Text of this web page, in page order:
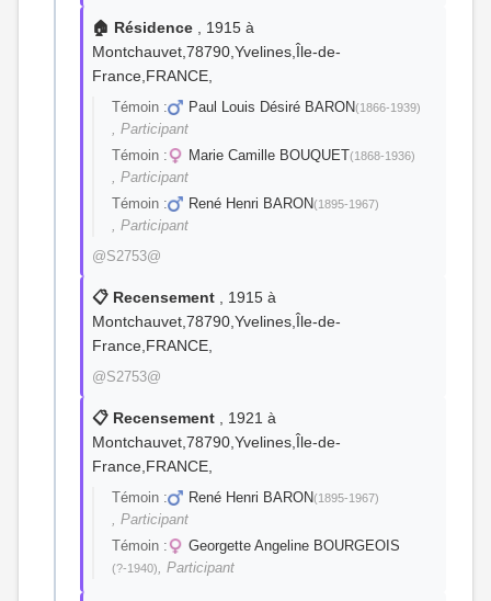
🏠 Résidence , 1915 à
Montchauvet,78790,Yvelines,Île-de-
France,FRANCE,
Témoin : Paul Louis Désiré BARON(1866-1939)
, Participant
Témoin :
Marie Camille BOUQUET(1868-1936)
, Participant
Témoin :
René Henri BARON(1895-1967)
, Participant
@S2753@
📋 Recensement , 1915 à
Montchauvet,78790,Yvelines,Île-de-
France,FRANCE,
@S2753@
📋 Recensement , 1921 à
Montchauvet,78790,Yvelines,Île-de-
France,FRANCE,
Témoin : René Henri BARON(1895-1967)
, Participant
Témoin :
Georgette Angeline BOURGEOIS
(?-1940), Participant